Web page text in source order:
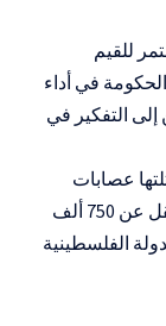
للقيم
في أداء
إلى التفكير في
عصابات
صهيونية مسلحة ارتكبت مجازر وهجّرت ما لا يقل عن 750 ألف
الفلسطينية